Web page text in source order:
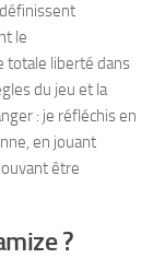
le
totale liberté dans
du jeu et la
: je réfléchis en
en jouant
être
?